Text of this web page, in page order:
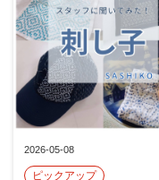
2026-05-08
ピックアップ